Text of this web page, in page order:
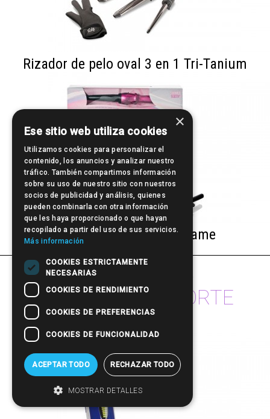
Rizador de pelo oval 3 en 1 Tri-Tanium
Rizador de pelo Curly Game
otros productos de
MÁQUINAS DE CORTE
×
Ese sitio web utiliza cookies
Utilizamos cookies para personalizar el
contenido, los anuncios y analizar nuestro
tráfico. También compartimos información
sobre su uso de nuestro sitio con nuestros
socios de publicidad y análisis, quienes
pueden combinarla con otra información
que les haya proporcionado o que hayan
recopilado a partir del uso de sus servicios.
Más información
COOKIES ESTRICTAMENTE
NECESARIAS
COOKIES DE RENDIMIENTO
COOKIES DE PREFERENCIAS
COOKIES DE FUNCIONALIDAD
ACEPTAR TODO RECHAZAR TODO
MOSTRAR DETALLES